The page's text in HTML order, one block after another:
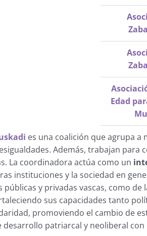
Edad
es una coalición que agrupa a
Además, trabajan
La coordinadora actúa como un
instituciones y la sociedad en
y privadas vascas, como
sus capacidades tanto
promoviendo el cambio de
patriarcal y neoliberal